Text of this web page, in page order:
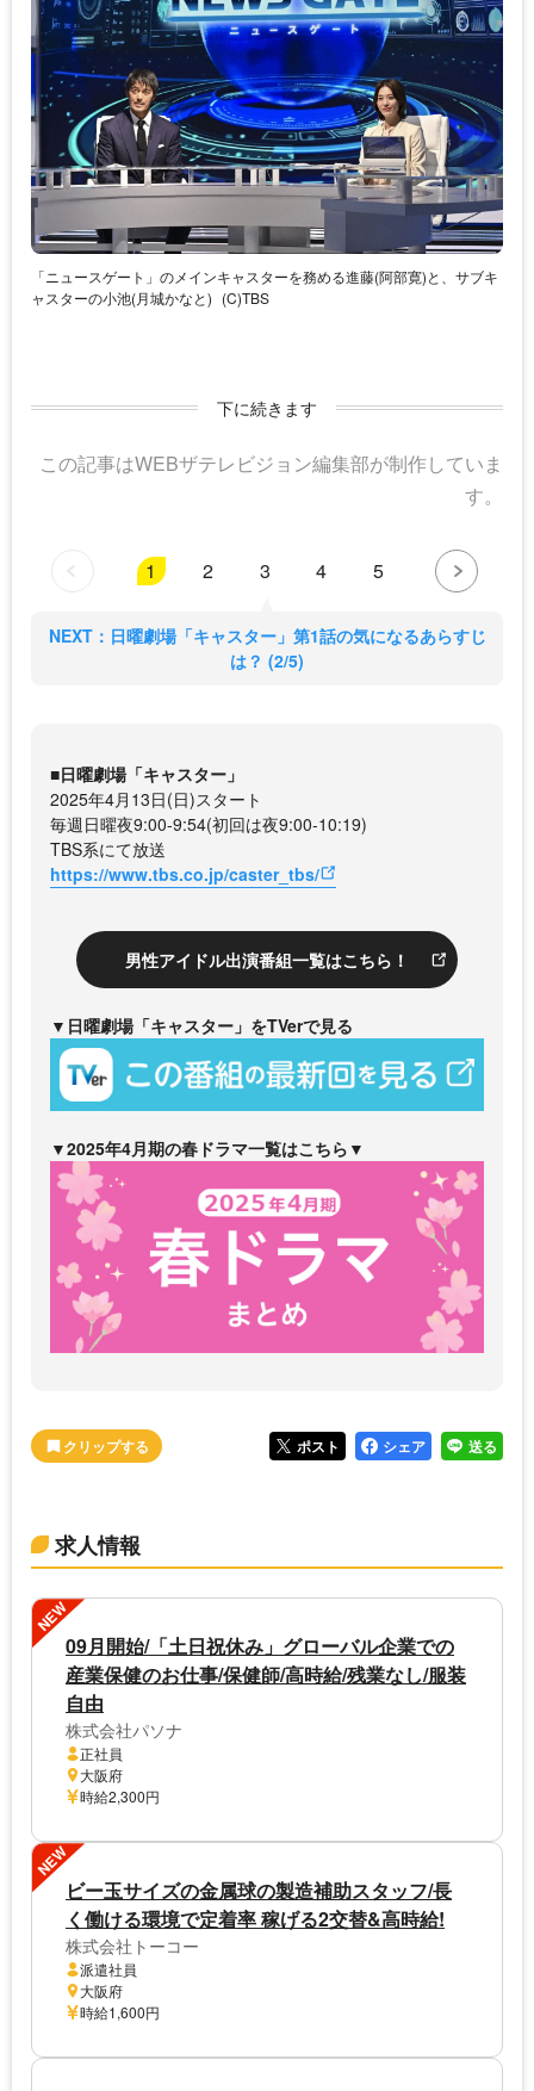
「ニュースゲート」のメインキャスターを務める進藤(阿部寛)と、サブキ
ャスターの小池(月城かなと) (C)TBS
下に続きます
この記事はWEBザテレビジョン編集部が制作していま
す。
1 2 3 4 5
NEXT：日曜劇場「キャスター」第1話の気になるあらすじ
は？ (2/5)
■日曜劇場「キャスター」
2025年4月13日(日)スタート
毎週日曜夜9:00-9:54(初回は夜9:00-10:19)
TBS系にて放送
https://www.tbs.co.jp/caster_tbs/
男性アイドル出演番組一覧はこちら！
▼日曜劇場「キャスター」をTVerで見る
▼2025年4月期の春ドラマ一覧はこちら▼
ポスト シェア 送る
求人情報
NEW
09月開始/「土日祝休み」グローバル企業での
産業保健のお仕事/保健師/高時給/残業なし/服装
自由
株式会社パソナ
正社員
大阪府
時給2,300円
NEW
ビー玉サイズの金属球の製造補助スタッフ/長
く働ける環境で定着率 稼げる2交替&高時給!
株式会社トーコー
派遣社員
大阪府
時給1,600円